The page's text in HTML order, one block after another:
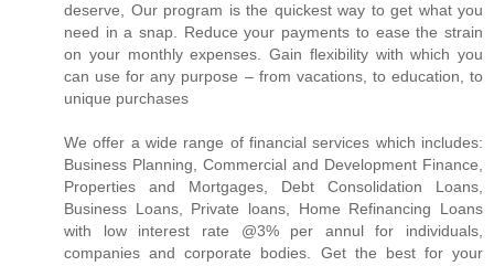
deserve, Our program is the quickest way to get what you
need in a snap. Reduce your payments to ease the strain
on your monthly expenses. Gain flexibility with which you
can use for any purpose – from vacations, to education, to
unique purchases
We offer a wide range of financial services which includes:
Business Planning, Commercial and Development Finance,
Properties and Mortgages, Debt Consolidation Loans,
Business Loans, Private loans, Home Refinancing Loans
with low interest rate @3% per annul for individuals,
companies and corporate bodies. Get the best for your